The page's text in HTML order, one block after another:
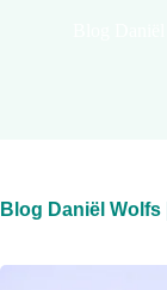
Blog Daniël Wolfs |